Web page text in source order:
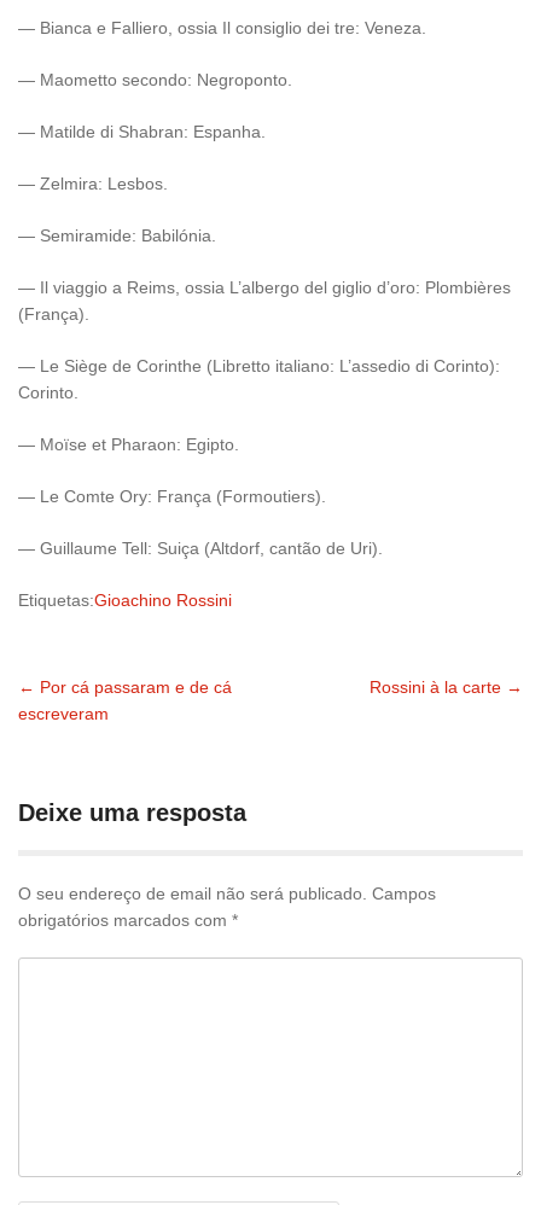
— Bianca e Falliero, ossia Il consiglio dei tre: Veneza.
— Maometto secondo: Negroponto.
— Matilde di Shabran: Espanha.
— Zelmira: Lesbos.
— Semiramide: Babilónia.
— Il viaggio a Reims, ossia L’albergo del giglio d’oro: Plombières
(França).
— Le Siège de Corinthe (Libretto italiano: L’assedio di Corinto):
Corinto.
— Moïse et Pharaon: Egipto.
— Le Comte Ory: França (Formoutiers).
— Guillaume Tell: Suiça (Altdorf, cantão de Uri).
Etiquetas:Gioachino Rossini
Navegação
publicações
← Por cá passaram e de cá
escreveram
Rossini à la carte →
Deixe uma resposta
O seu endereço de email não será publicado. Campos
obrigatórios marcados com *